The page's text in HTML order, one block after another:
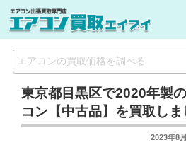
東京都目黒区で2020年製
コン【中古品】を買取しま
2023年8